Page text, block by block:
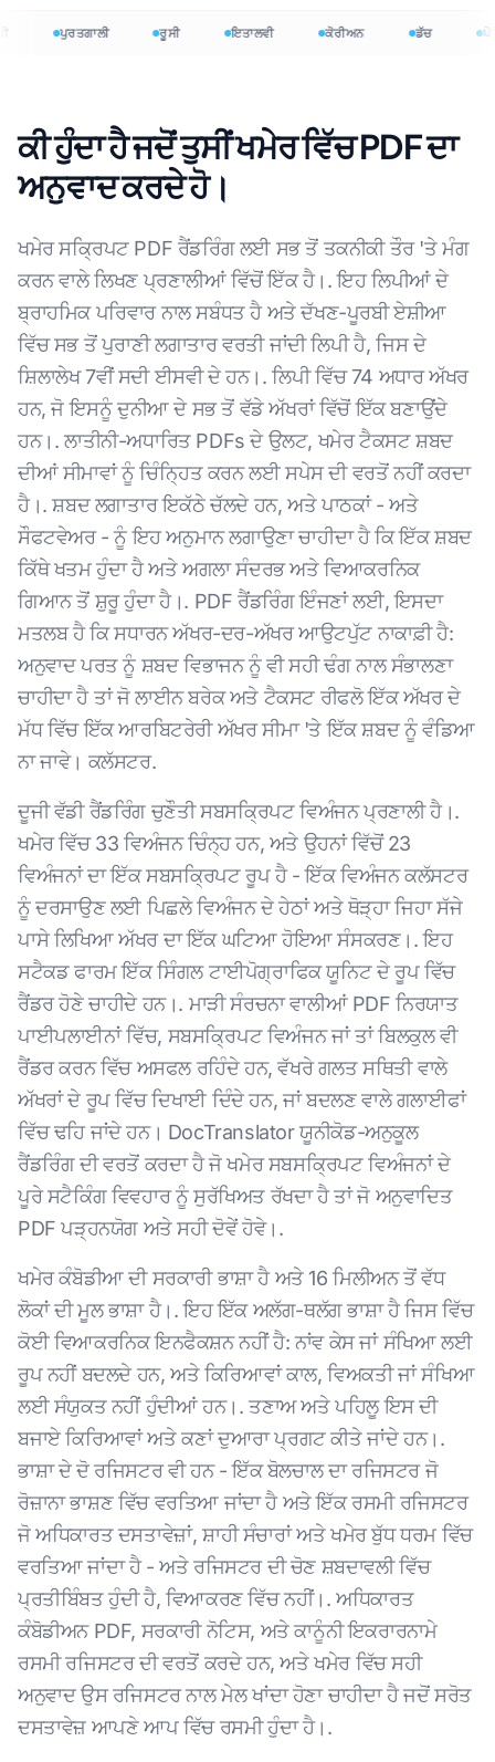
ਪੁਰਤਗਾਲੀ ਰੂਸੀ ਇਤਾਲਵੀ ਕੋਰੀਅਨ ਡੱਚ
ਕੀ ਹੁੰਦਾ ਹੈ ਜਦੋਂ ਤੁਸੀਂ ਖਮੇਰ ਵਿੱਚ PDF ਦਾ
ਅਨੁਵਾਦ ਕਰਦੇ ਹੋ।
ਖਮੇਰ ਸਕ੍ਰਿਪਟ PDF ਰੈਂਡਰਿੰਗ ਲਈ ਸਭ ਤੋਂ ਤਕਨੀਕੀ ਤੌਰ 'ਤੇ ਮੰਗ
ਕਰਨ ਵਾਲੇ ਲਿਖਣ ਪ੍ਰਣਾਲੀਆਂ ਵਿੱਚੋਂ ਇੱਕ ਹੈ।. ਇਹ ਲਿਪੀਆਂ ਦੇ
ਬ੍ਰਾਹਮਿਕ ਪਰਿਵਾਰ ਨਾਲ ਸਬੰਧਤ ਹੈ ਅਤੇ ਦੱਖਣ-ਪੂਰਬੀ ਏਸ਼ੀਆ
ਵਿੱਚ ਸਭ ਤੋਂ ਪੁਰਾਣੀ ਲਗਾਤਾਰ ਵਰਤੀ ਜਾਂਦੀ ਲਿਪੀ ਹੈ, ਜਿਸ ਦੇ
ਸ਼ਿਲਾਲੇਖ 7ਵੀਂ ਸਦੀ ਈਸਵੀ ਦੇ ਹਨ।. ਲਿਪੀ ਵਿੱਚ 74 ਅਧਾਰ ਅੱਖਰ
ਹਨ, ਜੋ ਇਸਨੂੰ ਦੁਨੀਆ ਦੇ ਸਭ ਤੋਂ ਵੱਡੇ ਅੱਖਰਾਂ ਵਿੱਚੋਂ ਇੱਕ ਬਣਾਉਂਦੇ
ਹਨ।. ਲਾਤੀਨੀ-ਅਧਾਰਿਤ PDFs ਦੇ ਉਲਟ, ਖਮੇਰ ਟੈਕਸਟ ਸ਼ਬਦ
ਦੀਆਂ ਸੀਮਾਵਾਂ ਨੂੰ ਚਿੰਨ੍ਹਿਤ ਕਰਨ ਲਈ ਸਪੇਸ ਦੀ ਵਰਤੋਂ ਨਹੀਂ ਕਰਦਾ
ਹੈ।. ਸ਼ਬਦ ਲਗਾਤਾਰ ਇਕੱਠੇ ਚੱਲਦੇ ਹਨ, ਅਤੇ ਪਾਠਕਾਂ - ਅਤੇ
ਸੌਫਟਵੇਅਰ - ਨੂੰ ਇਹ ਅਨੁਮਾਨ ਲਗਾਉਣਾ ਚਾਹੀਦਾ ਹੈ ਕਿ ਇੱਕ ਸ਼ਬਦ
ਕਿੱਥੇ ਖਤਮ ਹੁੰਦਾ ਹੈ ਅਤੇ ਅਗਲਾ ਸੰਦਰਭ ਅਤੇ ਵਿਆਕਰਨਿਕ
ਗਿਆਨ ਤੋਂ ਸ਼ੁਰੂ ਹੁੰਦਾ ਹੈ।. PDF ਰੈਂਡਰਿੰਗ ਇੰਜਣਾਂ ਲਈ, ਇਸਦਾ
ਮਤਲਬ ਹੈ ਕਿ ਸਧਾਰਨ ਅੱਖਰ-ਦਰ-ਅੱਖਰ ਆਉਟਪੁੱਟ ਨਾਕਾਫ਼ੀ ਹੈ:
ਅਨੁਵਾਦ ਪਰਤ ਨੂੰ ਸ਼ਬਦ ਵਿਭਾਜਨ ਨੂੰ ਵੀ ਸਹੀ ਢੰਗ ਨਾਲ ਸੰਭਾਲਣਾ
ਚਾਹੀਦਾ ਹੈ ਤਾਂ ਜੋ ਲਾਈਨ ਬਰੇਕ ਅਤੇ ਟੈਕਸਟ ਰੀਫਲੋ ਇੱਕ ਅੱਖਰ ਦੇ
ਮੱਧ ਵਿੱਚ ਇੱਕ ਆਰਬਿਟਰੇਰੀ ਅੱਖਰ ਸੀਮਾ 'ਤੇ ਇੱਕ ਸ਼ਬਦ ਨੂੰ ਵੰਡਿਆ
ਨਾ ਜਾਵੇ। ਕਲੱਸਟਰ.
ਦੂਜੀ ਵੱਡੀ ਰੈਂਡਰਿੰਗ ਚੁਣੌਤੀ ਸਬਸਕ੍ਰਿਪਟ ਵਿਅੰਜਨ ਪ੍ਰਣਾਲੀ ਹੈ।.
ਖਮੇਰ ਵਿੱਚ 33 ਵਿਅੰਜਨ ਚਿੰਨ੍ਹ ਹਨ, ਅਤੇ ਉਹਨਾਂ ਵਿੱਚੋਂ 23
ਵਿਅੰਜਨਾਂ ਦਾ ਇੱਕ ਸਬਸਕ੍ਰਿਪਟ ਰੂਪ ਹੈ - ਇੱਕ ਵਿਅੰਜਨ ਕਲੱਸਟਰ
ਨੂੰ ਦਰਸਾਉਣ ਲਈ ਪਿਛਲੇ ਵਿਅੰਜਨ ਦੇ ਹੇਠਾਂ ਅਤੇ ਥੋੜ੍ਹਾ ਜਿਹਾ ਸੱਜੇ
ਪਾਸੇ ਲਿਖਿਆ ਅੱਖਰ ਦਾ ਇੱਕ ਘਟਿਆ ਹੋਇਆ ਸੰਸਕਰਣ।. ਇਹ
ਸਟੈਕਡ ਫਾਰਮ ਇੱਕ ਸਿੰਗਲ ਟਾਈਪੋਗ੍ਰਾਫਿਕ ਯੂਨਿਟ ਦੇ ਰੂਪ ਵਿੱਚ
ਰੈਂਡਰ ਹੋਣੇ ਚਾਹੀਦੇ ਹਨ।. ਮਾੜੀ ਸੰਰਚਨਾ ਵਾਲੀਆਂ PDF ਨਿਰਯਾਤ
ਪਾਈਪਲਾਈਨਾਂ ਵਿੱਚ, ਸਬਸਕ੍ਰਿਪਟ ਵਿਅੰਜਨ ਜਾਂ ਤਾਂ ਬਿਲਕੁਲ ਵੀ
ਰੈਂਡਰ ਕਰਨ ਵਿੱਚ ਅਸਫਲ ਰਹਿੰਦੇ ਹਨ, ਵੱਖਰੇ ਗਲਤ ਸਥਿਤੀ ਵਾਲੇ
ਅੱਖਰਾਂ ਦੇ ਰੂਪ ਵਿੱਚ ਦਿਖਾਈ ਦਿੰਦੇ ਹਨ, ਜਾਂ ਬਦਲਣ ਵਾਲੇ ਗਲਾਈਫਾਂ
ਵਿੱਚ ਢਹਿ ਜਾਂਦੇ ਹਨ। DocTranslator ਯੂਨੀਕੋਡ-ਅਨੁਕੂਲ
ਰੈਂਡਰਿੰਗ ਦੀ ਵਰਤੋਂ ਕਰਦਾ ਹੈ ਜੋ ਖਮੇਰ ਸਬਸਕ੍ਰਿਪਟ ਵਿਅੰਜਨਾਂ ਦੇ
ਪੂਰੇ ਸਟੈਕਿੰਗ ਵਿਵਹਾਰ ਨੂੰ ਸੁਰੱਖਿਅਤ ਰੱਖਦਾ ਹੈ ਤਾਂ ਜੋ ਅਨੁਵਾਦਿਤ
PDF ਪੜ੍ਹਨਯੋਗ ਅਤੇ ਸਹੀ ਦੋਵੇਂ ਹੋਵੇ।.
ਖਮੇਰ ਕੰਬੋਡੀਆ ਦੀ ਸਰਕਾਰੀ ਭਾਸ਼ਾ ਹੈ ਅਤੇ 16 ਮਿਲੀਅਨ ਤੋਂ ਵੱਧ
ਲੋਕਾਂ ਦੀ ਮੂਲ ਭਾਸ਼ਾ ਹੈ।. ਇਹ ਇੱਕ ਅਲੱਗ-ਥਲੱਗ ਭਾਸ਼ਾ ਹੈ ਜਿਸ ਵਿੱਚ
ਕੋਈ ਵਿਆਕਰਨਿਕ ਇਨਫੈਕਸ਼ਨ ਨਹੀਂ ਹੈ: ਨਾਂਵ ਕੇਸ ਜਾਂ ਸੰਖਿਆ ਲਈ
ਰੂਪ ਨਹੀਂ ਬਦਲਦੇ ਹਨ, ਅਤੇ ਕਿਰਿਆਵਾਂ ਕਾਲ, ਵਿਅਕਤੀ ਜਾਂ ਸੰਖਿਆ
ਲਈ ਸੰਯੁਕਤ ਨਹੀਂ ਹੁੰਦੀਆਂ ਹਨ।. ਤਣਾਅ ਅਤੇ ਪਹਿਲੂ ਇਸ ਦੀ
ਬਜਾਏ ਕਿਰਿਆਵਾਂ ਅਤੇ ਕਣਾਂ ਦੁਆਰਾ ਪ੍ਰਗਟ ਕੀਤੇ ਜਾਂਦੇ ਹਨ।.
ਭਾਸ਼ਾ ਦੇ ਦੋ ਰਜਿਸਟਰ ਵੀ ਹਨ - ਇੱਕ ਬੋਲਚਾਲ ਦਾ ਰਜਿਸਟਰ ਜੋ
ਰੋਜ਼ਾਨਾ ਭਾਸ਼ਣ ਵਿੱਚ ਵਰਤਿਆ ਜਾਂਦਾ ਹੈ ਅਤੇ ਇੱਕ ਰਸਮੀ ਰਜਿਸਟਰ
ਜੋ ਅਧਿਕਾਰਤ ਦਸਤਾਵੇਜ਼ਾਂ, ਸ਼ਾਹੀ ਸੰਚਾਰਾਂ ਅਤੇ ਖਮੇਰ ਬੁੱਧ ਧਰਮ ਵਿੱਚ
ਵਰਤਿਆ ਜਾਂਦਾ ਹੈ - ਅਤੇ ਰਜਿਸਟਰ ਦੀ ਚੋਣ ਸ਼ਬਦਾਵਲੀ ਵਿੱਚ
ਪ੍ਰਤੀਬਿੰਬਤ ਹੁੰਦੀ ਹੈ, ਵਿਆਕਰਣ ਵਿੱਚ ਨਹੀਂ।. ਅਧਿਕਾਰਤ
ਕੰਬੋਡੀਅਨ PDF, ਸਰਕਾਰੀ ਨੋਟਿਸ, ਅਤੇ ਕਾਨੂੰਨੀ ਇਕਰਾਰਨਾਮੇ
ਰਸਮੀ ਰਜਿਸਟਰ ਦੀ ਵਰਤੋਂ ਕਰਦੇ ਹਨ, ਅਤੇ ਖਮੇਰ ਵਿੱਚ ਸਹੀ
ਅਨੁਵਾਦ ਉਸ ਰਜਿਸਟਰ ਨਾਲ ਮੇਲ ਖਾਂਦਾ ਹੋਣਾ ਚਾਹੀਦਾ ਹੈ ਜਦੋਂ ਸਰੋਤ
ਦਸਤਾਵੇਜ਼ ਆਪਣੇ ਆਪ ਵਿੱਚ ਰਸਮੀ ਹੁੰਦਾ ਹੈ।.